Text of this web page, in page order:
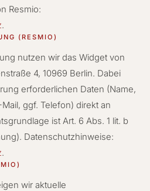
Resmio:
.
(RESMIO)
nutzen wir das Widget von
4, 10969 Berlin. Dabei
erforderlichen Daten (Name,
ggf. Telefon) direkt an
ist Art. 6 Abs. 1 lit. b
Datenschutzhinweise:
.
wir aktuelle